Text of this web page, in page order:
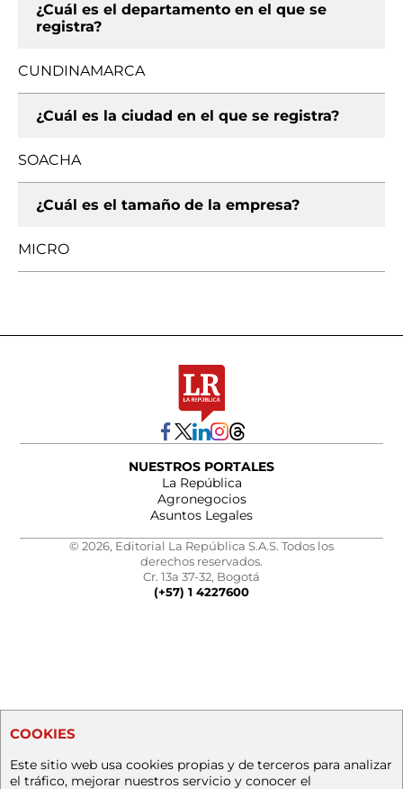
¿Cuál es el departamento en el que se
registra?
CUNDINAMARCA
¿Cuál es la ciudad en el que se registra?
SOACHA
¿Cuál es el tamaño de la empresa?
MICRO
NUESTROS PORTALES
La República
Agronegocios
Asuntos Legales
© 2026, Editorial La República S.A.S. Todos los
derechos reservados.
Cr. 13a 37-32, Bogotá
(+57) 1 4227600
COOKIES
Este sitio web usa cookies propias y de terceros para analizar
el tráfico, mejorar nuestros servicio y conocer el